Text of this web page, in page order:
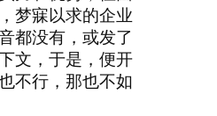
梦寐以求的企业
都没有，或发了
文，于是，便开
不行，那也不如